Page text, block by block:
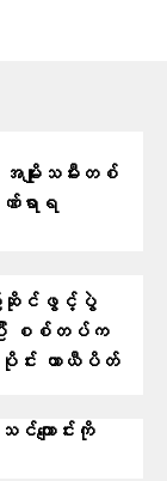
မျိုးသမီးတစ်
ဒဏ်ရာရ
ဆိုင်ဖွင့်ပွဲ
း စစ်တပ်က
င်း ယာယီပိတ်
ကျောင်းကို